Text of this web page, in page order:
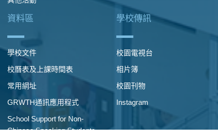
資料區
學校文件
校曆表及上課時間表
常用網址
GRWTH通訊應用程式
School Support for Non-
Chinese Speaking Students
學校傳訊
校園電視台
相片簿
校園刊物
Instagram